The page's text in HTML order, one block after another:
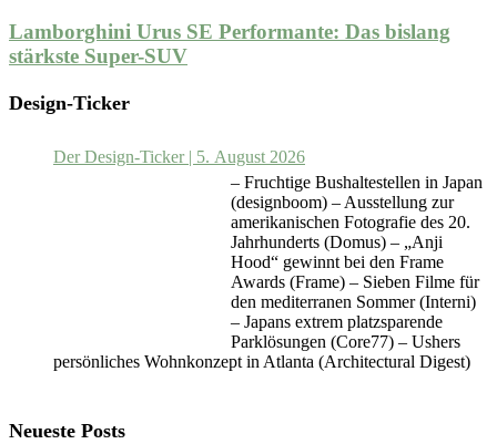
Lamborghini Urus SE Performante: Das bislang
stärkste Super-SUV
Design-Ticker
Der Design-Ticker | 5. August 2026
– Fruchtige Bushaltestellen in Japan
(designboom) – Ausstellung zur
amerikanischen Fotografie des 20.
Jahrhunderts (Domus) – „Anji
Hood“ gewinnt bei den Frame
Awards (Frame) – Sieben Filme für
den mediterranen Sommer (Interni)
– Japans extrem platzsparende
Parklösungen (Core77) – Ushers
persönliches Wohnkonzept in Atlanta (Architectural Digest)
Neueste Posts